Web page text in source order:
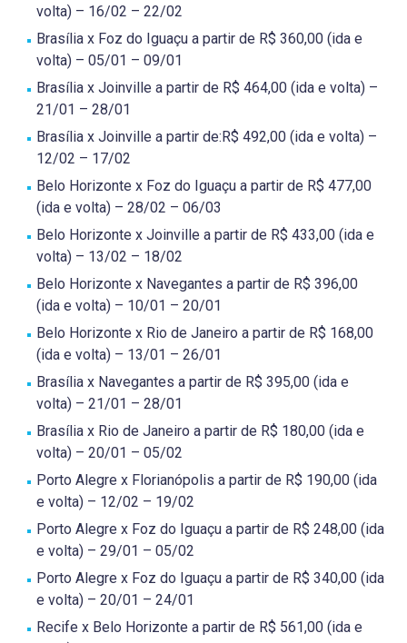
volta) – 16/02 – 22/02
Brasília x Foz do Iguaçu a partir de R$ 360,00 (ida e
volta) – 05/01 – 09/01
Brasília x Joinville a partir de R$ 464,00 (ida e volta) –
21/01 – 28/01
Brasília x Joinville a partir de:R$ 492,00 (ida e volta) –
12/02 – 17/02
Belo Horizonte x Foz do Iguaçu a partir de R$ 477,00
(ida e volta) – 28/02 – 06/03
Belo Horizonte x Joinville a partir de R$ 433,00 (ida e
volta) – 13/02 – 18/02
Belo Horizonte x Navegantes a partir de R$ 396,00
(ida e volta) – 10/01 – 20/01
Belo Horizonte x Rio de Janeiro a partir de R$ 168,00
(ida e volta) – 13/01 – 26/01
Brasília x Navegantes a partir de R$ 395,00 (ida e
volta) – 21/01 – 28/01
Brasília x Rio de Janeiro a partir de R$ 180,00 (ida e
volta) – 20/01 – 05/02
Porto Alegre x Florianópolis a partir de R$ 190,00 (ida
e volta) – 12/02 – 19/02
Porto Alegre x Foz do Iguaçu a partir de R$ 248,00 (ida
e volta) – 29/01 – 05/02
Porto Alegre x Foz do Iguaçu a partir de R$ 340,00 (ida
e volta) – 20/01 – 24/01
Recife x Belo Horizonte a partir de R$ 561,00 (ida e